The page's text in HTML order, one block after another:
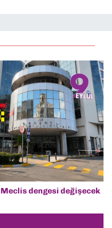
dengesi değişecek